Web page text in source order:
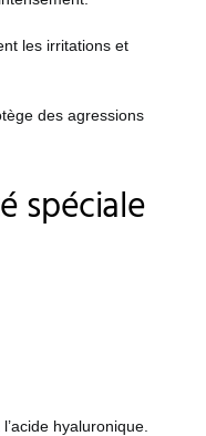
les irritations et
des agressions
spéciale
hyaluronique.